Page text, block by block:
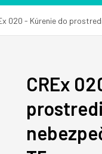
020 - Kúrenie do
CREx